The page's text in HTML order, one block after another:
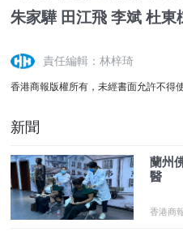
朱家驊 田江飛 李斌 杜東
責任編輯：林梓琦
香港商報版權所有，未經書面允許不得使
新聞
蘭州
醫
香港商